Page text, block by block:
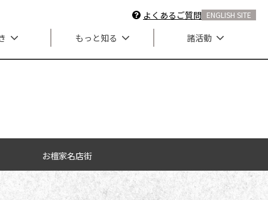
よくあるご質問 ENGLISH SITE
もっと知る 諸活動
お檀家名店街